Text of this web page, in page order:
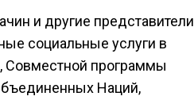
и другие представители
социальные услуги в
Совместной программы
Наций,